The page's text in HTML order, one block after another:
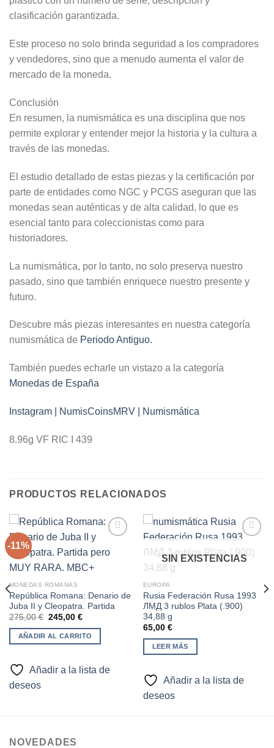
clasificación garantizada.
Este proceso no solo brinda seguridad a los compradores
y vendedores, sino que a menudo aumenta el valor de
mercado de la moneda.
Conclusión
En resumen, la numismática es una disciplina que nos
permite explorar y entender mejor la historia y la cultura a
través de las monedas.
El estudio detallado de estas piezas y la certificación por
parte de entidades como NGC y PCGS aseguran que las
monedas sean auténticas y de alta calidad, lo que es
esencial tanto para coleccionistas como para
historiadores.
La numismática, por lo tanto, no solo preserva nuestro
pasado, sino que también enriquece nuestro presente y
futuro.
Descubre más piezas interesantes en nuestra categoría
numismática de Periodo Antiguo.
También puedes echarle un vistazo a la categoría
Monedas de España
Instagram | NumisCoinsMRV | Numismática
8.96g VF RIC I 439
PRODUCTOS RELACIONADOS
-11%
deseos
MONEDAS ROMANAS
República Romana: Denario de
Juba II y Cleopatra. Partida
275,00€ El
original
era:
245,00 €El
actual
es:
AÑADIR AL CARRITO
Añadir a la lista de
deseos
deseos
SIN EXISTENCIAS
EUROPA
Rusia Federación Rusa 1993
ЛМД 3 rublos Plata (.900)
34,88 g
65,00 €
LEER MÁS
Añadir a la lista de
deseos
NOVEDADES